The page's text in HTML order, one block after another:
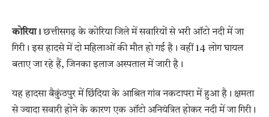
कोरिया। छत्तीसगढ़ के कोरिया जिले में सवारियों से भरी ऑटो नदी में जा
गिरी। इस हादसे में दो महिलाओं की मौत हो गई है। वहीं 14 लोग घायल
बताए जा रहे हैं, जिनका इलाज अस्पताल में जारी है।
यह हादसा बैकुंठपुर में छिंदिया के आश्रित गांव नकटापरा में हुआ है। क्षमता
से ज्यादा सवारी होने के कारण एक ऑटो अनियंत्रित होकर नदी में जा गिरी।